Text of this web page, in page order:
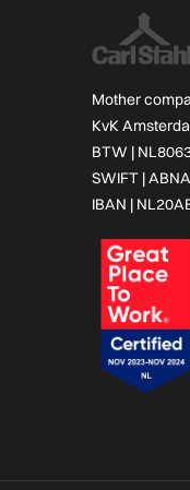
Mother
KvK
BTW |
SWIFT |
IBAN |